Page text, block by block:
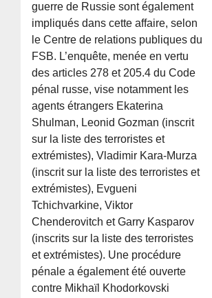
guerre de Russie sont également
impliqués dans cette affaire, selon
le Centre de relations publiques du
FSB. L’enquête, menée en vertu
des articles 278 et 205.4 du Code
pénal russe, vise notamment les
agents étrangers Ekaterina
Shulman, Leonid Gozman (inscrit
sur la liste des terroristes et
extrémistes), Vladimir Kara-Murza
(inscrit sur la liste des terroristes et
extrémistes), Evgueni
Tchichvarkine, Viktor
Chenderovitch et Garry Kasparov
(inscrits sur la liste des terroristes
et extrémistes). Une procédure
pénale a également été ouverte
contre Mikhaïl Khodorkovski